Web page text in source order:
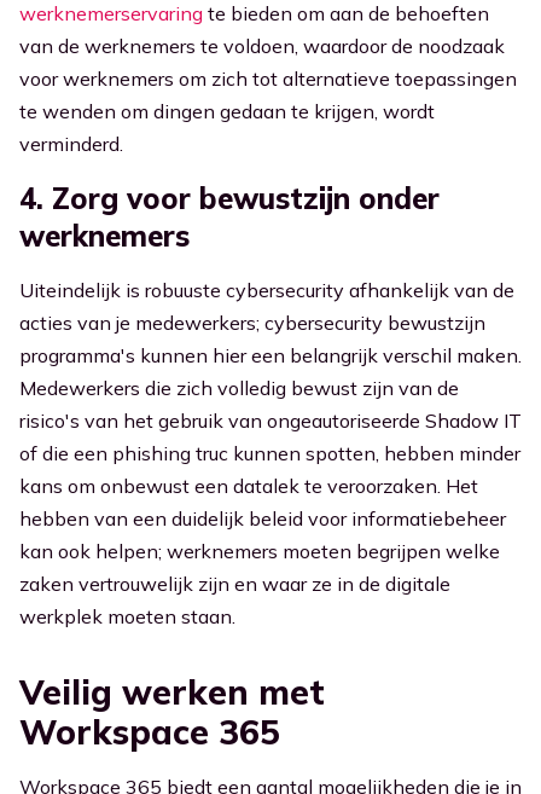
werknemerservaring te bieden om aan de behoeften
van de werknemers te voldoen, waardoor de noodzaak
voor werknemers om zich tot alternatieve toepassingen
te wenden om dingen gedaan te krijgen, wordt
verminderd.
4. Zorg voor bewustzijn onder
werknemers
Uiteindelijk is robuuste cybersecurity afhankelijk van de
acties van je medewerkers; cybersecurity bewustzijn
programma's kunnen hier een belangrijk verschil maken.
Medewerkers die zich volledig bewust zijn van de
risico's van het gebruik van ongeautoriseerde Shadow IT
of die een phishing truc kunnen spotten, hebben minder
kans om onbewust een datalek te veroorzaken. Het
hebben van een duidelijk beleid voor informatiebeheer
kan ook helpen; werknemers moeten begrijpen welke
zaken vertrouwelijk zijn en waar ze in de digitale
werkplek moeten staan.
Veilig werken met
Workspace 365
Workspace 365 biedt een aantal mogelijkheden die je in